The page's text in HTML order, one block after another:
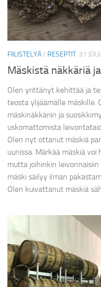
FIILISTELYÄ/ RESEPTIT 31
Mäskistä näkkäriä
Olen yrittänyt kehittää ja
teosta ylijäämälle mäskille.
mäskinäkkäriin ja
uskomattomista
Olen nyt ottanut mäskiä
uunissa. Märkää mäskiä
mutta joihinkin
mäski säilyy ilman
Olen kuivattanut mäskiä